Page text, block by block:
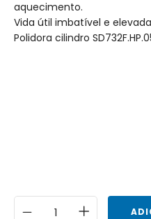
aquecimento.
Vida útil imbatível e
Polidora cilindro